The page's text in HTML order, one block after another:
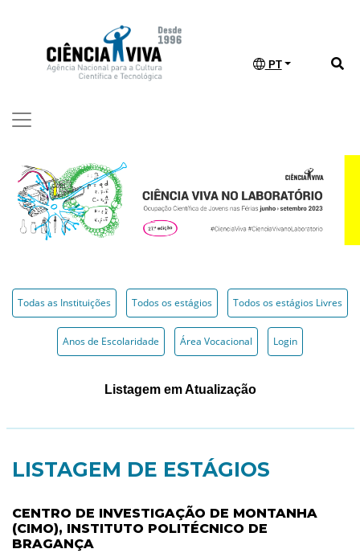
PT
Todas as Instituições Todos os estágios Todos os estágios Livres
Anos de Escolaridade Área Vocacional Login
Listagem em Atualização
LISTAGEM DE ESTÁGIOS
CENTRO DE INVESTIGAÇÃO DE MONTANHA
(CIMO), INSTITUTO POLITÉCNICO DE
BRAGANÇA